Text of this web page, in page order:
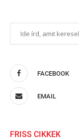
FACEBOOK
EMAIL
FRISS CIKKEK